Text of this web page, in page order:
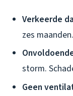
Verkeerde
zes
storm.
Geen